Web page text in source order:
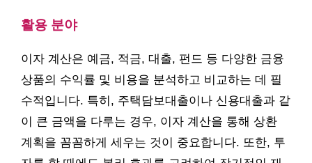
활용 분야
이자 계산은 예금, 적금, 대출, 펀드 등 다양한 금융
상품의 수익률 및 비용을 분석하고 비교하는 데 필
수적입니다. 특히, 주택담보대출이나 신용대출과 같
이 큰 금액을 다루는 경우, 이자 계산을 통해 상환
계획을 꼼꼼하게 세우는 것이 중요합니다. 또한, 투